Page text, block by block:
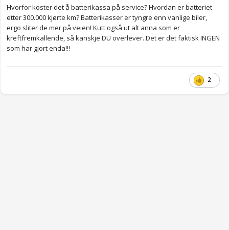
-liker å betale en formue for å putte på adblue rensemidler for å
tilfredsstille nyeste EU krav.
Anonymkode: 4bf6f...baf
Hvorfor koster det å batterikassa på service? Hvordan er batteriet
etter 300.000 kjørte km? Batterikasser er tyngre enn vanlige biler,
ergo sliter de mer på veien! Kutt også ut alt anna som er
kreftfremkallende, så kanskje DU overlever. Det er det faktisk INGEN
som har gjort enda!!!
2